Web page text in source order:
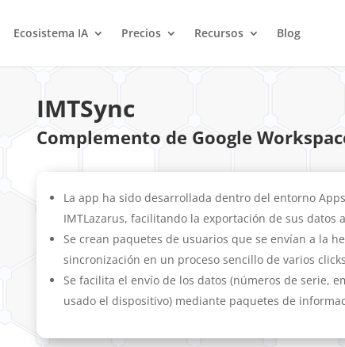
Ecosistema IA Precios Recursos Blog
IMTSync
Complemento de Google
La app ha sido desarrollada dentro del entorno
IMTLazarus, facilitando la exportación de sus datos
Se crean paquetes de usuarios que se envían a la
sincronización en un proceso sencillo de varios
Se facilita el envío de los datos (números de serie,
usado el dispositivo) mediante paquetes de